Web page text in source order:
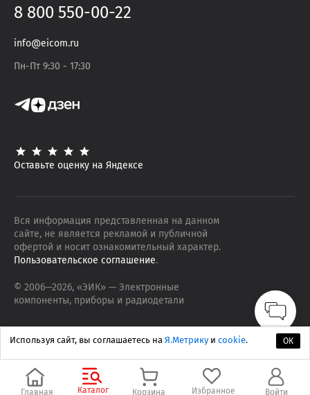
Главная Каталог Корзина Избранное Войти
8 800 550-00-22
info@eicom.ru
Пн-Пт 9:30 - 17:30
Оставьте оценку на Яндексе
Вся информация представленная на данном
сайте, не является рекламой и публичной
офертой и носит ознакомительный характер.
Пользовательское соглашение.
© 2006—2026, «ЭИК» — Электронные
компоненты, приборы и радиодетали
ОК
Используя сайт, вы соглашаетесь на Я.Метрику и cookie.